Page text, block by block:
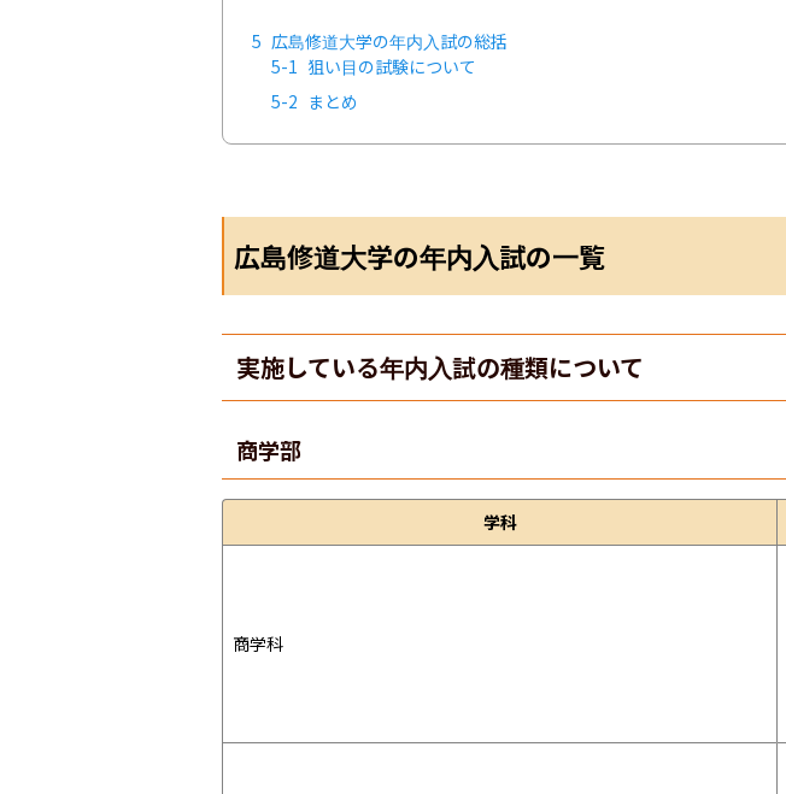
5 広島修道大学の年内入試の総括
5-1 狙い目の試験について
5-2 まとめ
広島修道大学の年内入試の一覧
実施している年内入試の種類について
商学部
学科
商学科